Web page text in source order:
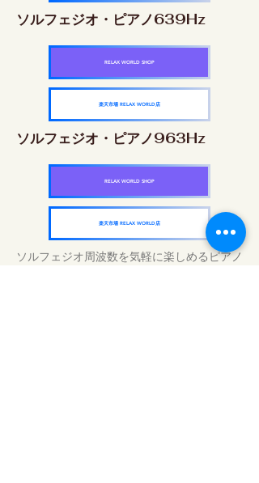
ソルフェジオ・ピアノ639Hz
RELAX WORLD SHOP
楽天市場 RELAX WORLD店
ソルフェジオ・ピアノ963Hz
RELAX WORLD SHOP
楽天市場 RELAX WORLD店
ソルフェジオ周波数を気軽に楽しめるピアノ